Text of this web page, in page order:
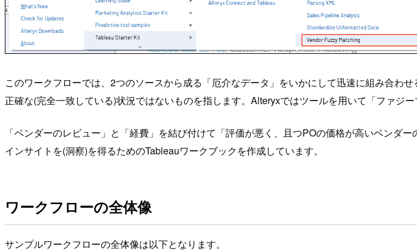
このワークフローでは、2つのソースから成る「厄介なデータ」をいかにして迅速に組み合わ
正確な(完全一致している)状況ではないものを指します。Alteryxではツールを用いて「ファジ
「ベンダーのレビュー」と「経費」を結び付けて「評価が悪く、且つPOの価格が高いベン
インサイトを(洞察)を得るためのTableauワークブックを作成しています。
ワークフローの全体像
サンプルワークフローの全体像は以下となります。